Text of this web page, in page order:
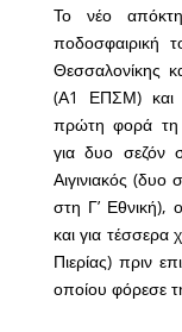
Το νέο
ποδοσφαιρική
Θεσσαλονίκης
(Α1 ΕΠΣΜ) και
πρώτη φορά τη
για δυο σεζόν
Αιγινιακός (δυο
στη Γ’ Εθνική),
και για
Πιερίας) πριν
οποίου φόρεσε